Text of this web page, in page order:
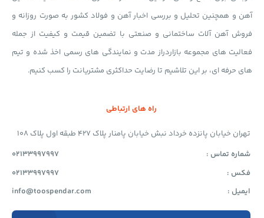
آهن و همچنین تحلیل و بررسی اخبار آهن و فولاد کشور به صورت روزانه و
فروش آهن آلات ساختمانی و صنعتی با تضمین قیمت و کیفیت از جمله
فعالیت های مجموعه بازاردراز مدت و نمایندگی های رسمی اخذ شده و تیم
های حرفه ای، بر این تلاشیم تا رضایت حداکثری مشتریانت را کسب کنیم.
راه های ارتباطی
تهران خیابان پانزده خرداد نبش خیابان پامنار پلاک 427 طبقه اول پلاک 108
شماره تماس :
02133997997
فکس :
02133997997
ایمیل :
info@toospendar.com